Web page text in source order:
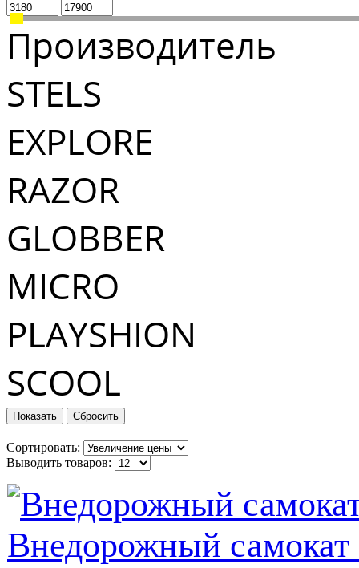
Производитель
STELS
EXPLORE
RAZOR
GLOBBER
MICRO
PLAYSHION
SCOOL
Сортировать:
Выводить товаров:
Внедорожный самокат